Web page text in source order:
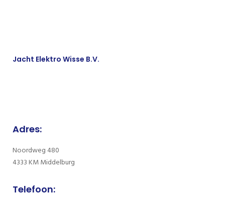
Jacht Elektro Wisse B.V.
Adres:
Noordweg 480
4333 KM Middelburg
Telefoon: